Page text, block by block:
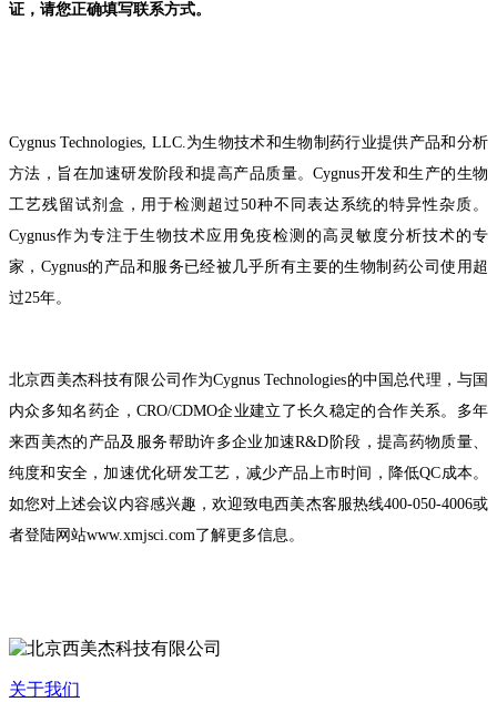
证，请您正确填写联系方式。
Cygnus Technologies, LLC.为生物技术和生物制药行业提供产品和分析
方法，旨在加速研发阶段和提高产品质量。Cygnus开发和生产的生物
工艺残留试剂盒，用于检测超过50种不同表达系统的特异性杂质。
Cygnus作为专注于生物技术应用免疫检测的高灵敏度分析技术的专
家，Cygnus的产品和服务已经被几乎所有主要的生物制药公司使用超
过25年。
北京西美杰科技有限公司作为Cygnus Technologies的中国总代理，与国
内众多知名药企，CRO/CDMO企业建立了长久稳定的合作关系。多年
来西美杰的产品及服务帮助许多企业加速R&D阶段，提高药物质量、
纯度和安全，加速优化研发工艺，减少产品上市时间，降低QC成本。
如您对上述会议内容感兴趣，欢迎致电西美杰客服热线400-050-4006或
者登陆网站www.xmjsci.com了解更多信息。
关于我们